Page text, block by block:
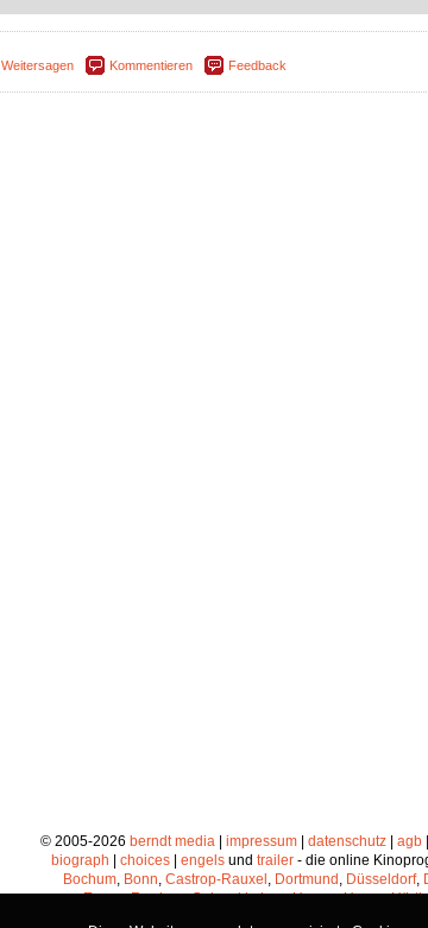
Weitersagen Kommentieren Feedback
© 2005-2026 berndt media| impressum| datenschutz| agb|
biograph
choices engels und trailer - die online
Bochum, Bonn, Castrop-Rauxel , Dortmund , Düsseldorf,
Essen,Frechen,Gelsenkirchen,Hagen,Herne,Hürth